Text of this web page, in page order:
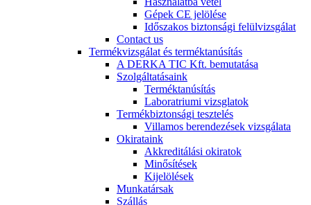
Gépek CE jelölése
Időszakos biztonsági felülvizsgálat
Contact us
Termékvizsgálat és terméktanúsítás
A DERKA TIC Kft. bemutatása
Szolgáltatásaink
Terméktanúsítás
Laboratriumi vizsglatok
Termékbiztonsági tesztelés
Villamos berendezések vizsgálata
Okirataink
Akkreditálási okiratok
Minősítések
Kijelölések
Munkatársak
Szállás